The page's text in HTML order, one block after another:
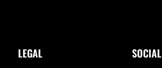
LEGAL SOCIAL